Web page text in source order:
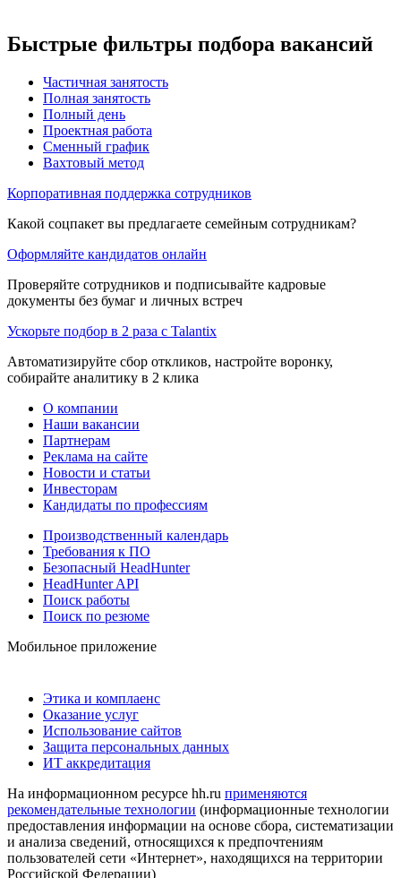
Быстрые фильтры подбора вакансий
Частичная занятость
Полная занятость
Полный день
Проектная работа
Сменный график
Вахтовый метод
Корпоративная поддержка сотрудников
Какой соцпакет вы предлагаете семейным сотрудникам?
Оформляйте кандидатов онлайн
Проверяйте сотрудников и подписывайте кадровые
документы без бумаг и личных встреч
Ускорьте подбор в 2 раза с Talantix
Автоматизируйте сбор откликов, настройте воронку,
собирайте аналитику в 2 клика
О компании
Наши вакансии
Партнерам
Реклама на сайте
Новости и статьи
Инвесторам
Кандидаты по профессиям
Производственный календарь
Требования к ПО
Безопасный HeadHunter
HeadHunter API
Поиск работы
Поиск по резюме
Мобильное приложение
Этика и комплаенс
Оказание услуг
Использование сайтов
Защита персональных данных
ИТ аккредитация
На информационном ресурсе hh.ru применяются
рекомендательные технологии (информационные технологии
предоставления информации на основе сбора, систематизации
и анализа сведений, относящихся к предпочтениям
пользователей сети «Интернет», находящихся на территории
Российской Федерации)